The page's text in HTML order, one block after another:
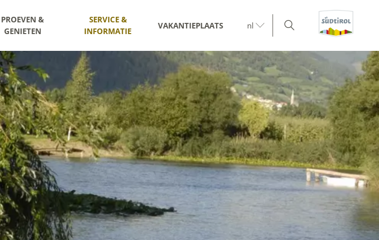
PROEVEN &
GENIETEN
SERVICE &
INFORMATIE
VAKANTIEPLAATS nl